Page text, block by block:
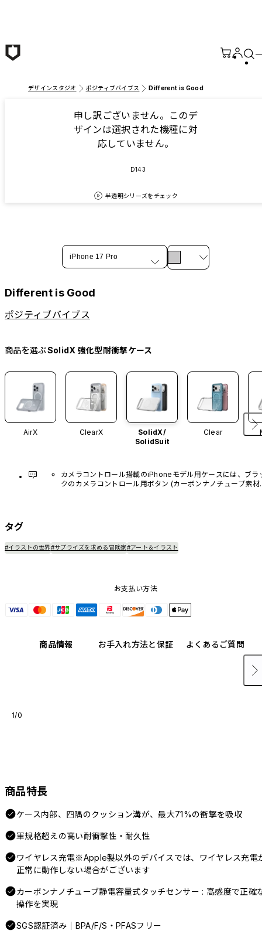
デザインスタジオ ポジティブバイブス Different is Good
申し訳ございません。このデ
ザインは選択された機種に対
応していません。
D143
半透明シリーズをチェック
iPhone 17 Pro
Different is Good
ポジティブバイブス
商品を選ぶSolidX 強化型耐衝撃ケース
AirX ClearX
SolidX/
SolidSuit
Clear
カメラコントロール搭載のiPhoneモデル用ケースには、ブラ
クのカメラコントロール用ボタン (カーボンナノチューブ素材)
タグ
#イラストの世界#サプライズを求める冒険家#アート＆イラスト
お支払い方法
商品情報 お手入れ方法と保証 よくあるご質問
1/0
商品特長
ケース内部、四隅のクッション溝が、最大71%の衝撃を吸収
軍規格超えの高い耐衝撃性・耐久性
ワイヤレス充電※Apple製以外のデバイスでは、ワイヤレス充電
正常に動作しない場合がございます
カーボンナノチューブ静電容量式タッチセンサー : 高感度で正確
操作を実現
SGS認証済み｜BPA/F/S・PFASフリー